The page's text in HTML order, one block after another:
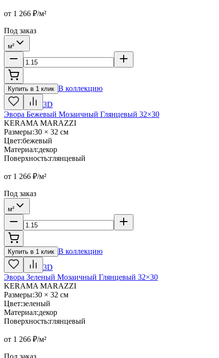
от 1 266 ₽/м²
Под заказ
м²
Купить в 1 клик В коллекцию
3D
Эвора Бежевый Мозаичный Глянцевый 32×30
KERAMA MARAZZI
Размеры:30 × 32 см
Цвет:бежевый
Материал:декор
Поверхность:глянцевый
от 1 266 ₽/м²
Под заказ
м²
Купить в 1 клик В коллекцию
3D
Эвора Зеленый Мозаичный Глянцевый 32×30
KERAMA MARAZZI
Размеры:30 × 32 см
Цвет:зеленый
Материал:декор
Поверхность:глянцевый
от 1 266 ₽/м²
Под заказ